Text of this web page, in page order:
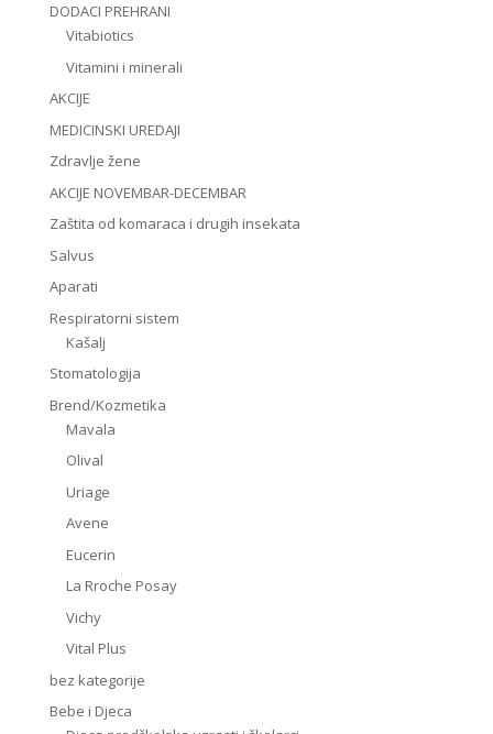
DODACI PREHRANI
Vitabiotics
Vitamini i minerali
AKCIJE
MEDICINSKI UREDAJI
Zdravlje žene
AKCIJE NOVEMBAR-DECEMBAR
Zaštita od komaraca i drugih insekata
Salvus
Aparati
Respiratorni sistem
Kašalj
Stomatologija
Brend/Kozmetika
Mavala
Olival
Uriage
Avene
Eucerin
La Rroche Posay
Vichy
Vital Plus
bez kategorije
Bebe i Djeca